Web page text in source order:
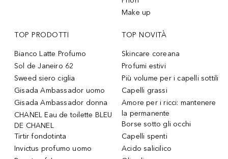
Make up
TOP PRODOTTI
Bianco Latte Profumo
Sol de Janeiro 62
Sweed siero ciglia
Gisada Ambassador uomo
Gisada Ambassador donna
CHANEL Eau de toilette BLEU
DE CHANEL
Tirtir fondotinta
Invictus profumo uomo
TOP NOVITÀ
Skincare coreana
Profumi estivi
Più volume per i capelli sottili
Capelli grassi
Amore per i ricci: mantenere
la permanente
Borse sotto gli occhi
Capelli spenti
Acido salicilico